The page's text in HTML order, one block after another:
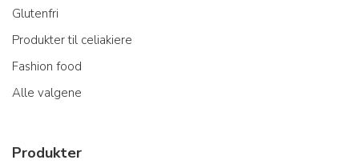
Glutenfri
Produkter til celiakiere
Fashion food
Alle valgene
Produkter